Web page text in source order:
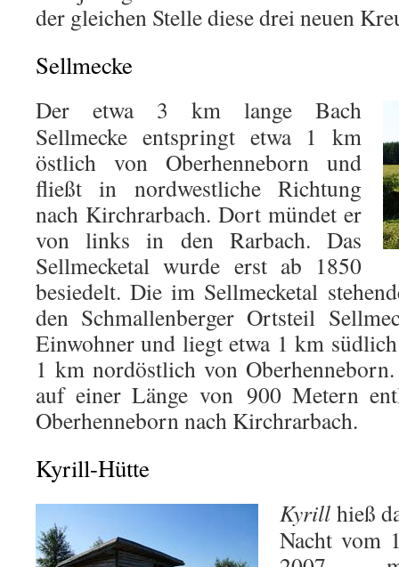
der gleichen Stelle diese drei neuen
Sellmecke
Der etwa 3 km lange Bach
Sellmecke entspringt etwa 1 km
östlich von Oberhenneborn und
fließt in nordwestliche Richtung
nach Kirchrarbach. Dort mündet er
von links in den Rarbach. Das
Sellmecketal wurde erst ab 1850
besiedelt. Die im Sellmecketal
den Schmallenberger Ortsteil
Einwohner und liegt etwa 1 km
1 km nordöstlich von
auf einer Länge von 900 Metern
Oberhenneborn nach Kirchrarbach.
Kyrill-Hütte
Kyrill hieß
Nacht vom